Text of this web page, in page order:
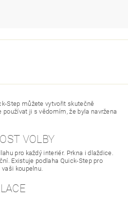
Step můžete vytvořit skutečně
ji s vědomím, že byla navržena
VOLBY
pro každý interiér. Prkna i dlaždice.
Existuje podlaha Quick-Step pro
koupelnu.